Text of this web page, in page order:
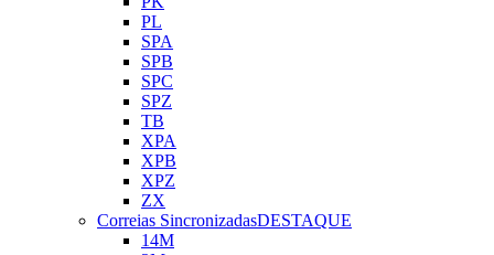
PL
SPA
SPB
SPC
SPZ
TB
XPA
XPB
XPZ
ZX
Correias SincronizadasDESTAQUE
14M